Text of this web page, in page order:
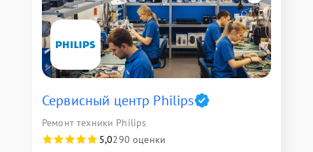
Сервисный центр Philips
Ремонт техники Philips
5,0290 оценки